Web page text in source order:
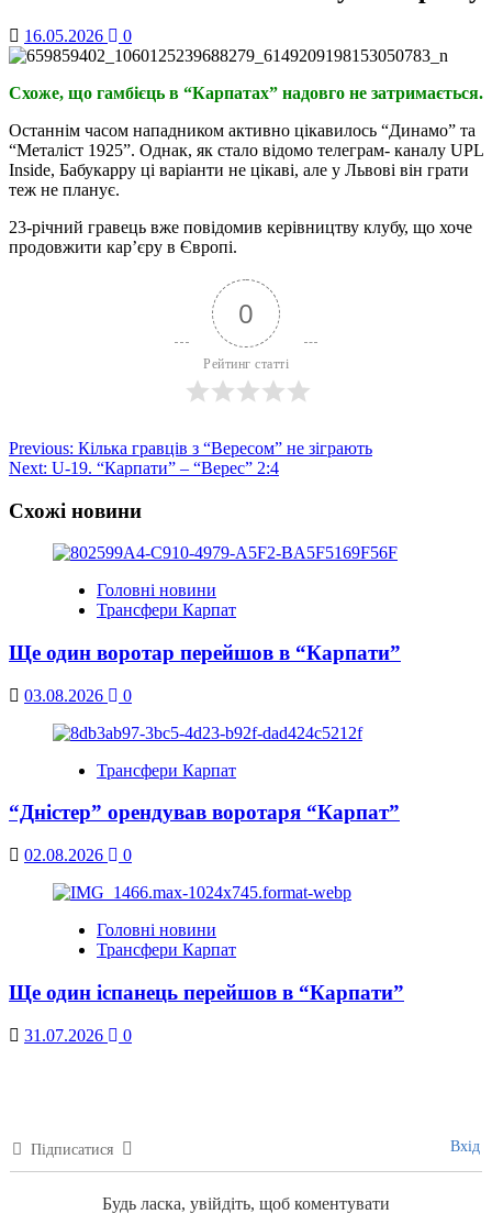
16.05.2026 0
Схоже, що гамбієць в “Карпатах” надовго не затримається.
Останнім часом нападником активно цікавилось “Динамо” та
“Металіст 1925”. Однак, як стало відомо телеграм- каналу UPL
Inside, Бабукарру ці варіанти не цікаві, але у Львові він грати
теж не планує.
23-річний гравець вже повідомив керівництву клубу, що хоче
продовжити кар’єру в Європі.
0
Рейтинг статті
Post
navigation
Previous: Кілька гравців з “Вересом” не зіграють
Next: U-19. “Карпати” – “Верес” 2:4
Схожі новини
Головні новини
Трансфери Карпат
Ще один воротар перейшов в “Карпати”
03.08.2026 0
Трансфери Карпат
“Дністер” орендував воротаря “Карпат”
02.08.2026 0
Головні новини
Трансфери Карпат
Ще один іспанець перейшов в “Карпати”
31.07.2026 0
Підписатися Вхід
Будь ласка, увійдіть, щоб коментувати